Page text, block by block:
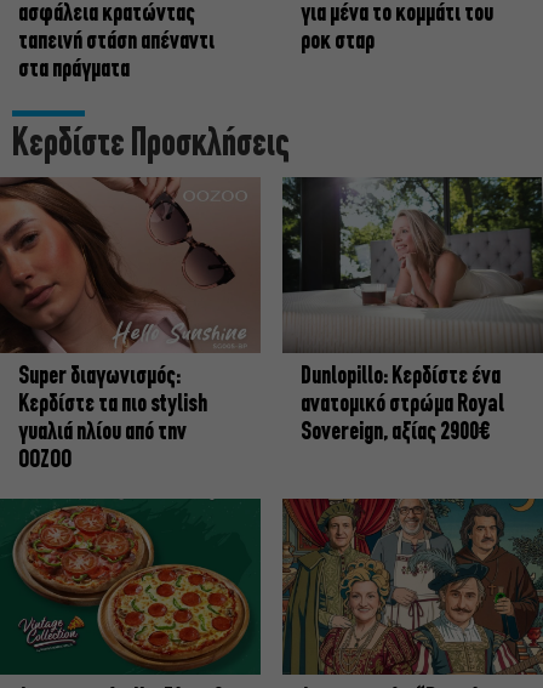
ασφάλεια κρατώντας
ταπεινή στάση απέναντι
στα πράγματα
για μένα το κομμάτι του
ροκ σταρ
Κερδίστε Προσκλήσεις
Super διαγωνισμός:
Κερδίστε τα πιο stylish
γυαλιά ηλίου από την
OOZOO
Dunlopillo: Κερδίστε ένα
ανατομικό στρώμα Royal
Sovereign, αξίας 2900€